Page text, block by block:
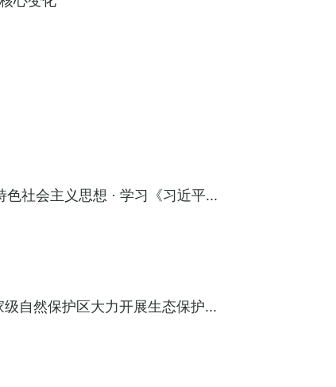
社会主义思想 · 学习《习近平...
自然保护区大力开展生态保护...